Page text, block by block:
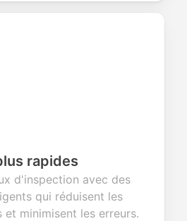
rapides
d'inspection avec des
qui réduisent les
et minimisent les erreurs.